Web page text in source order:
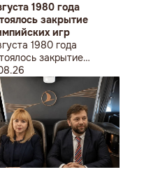
1980 года
закрытие
игр
1980 года
закрытие
игр